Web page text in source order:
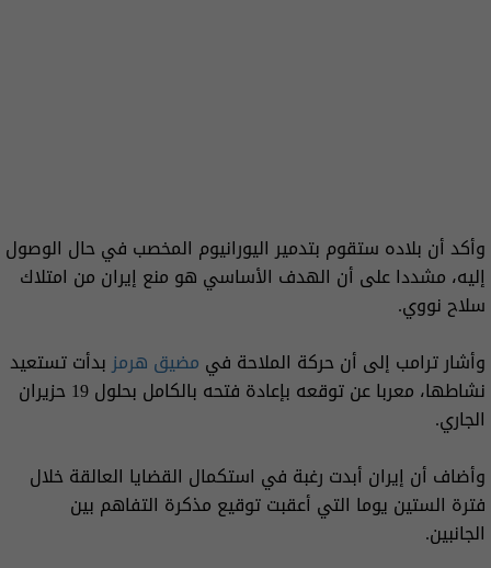
وأكد أن بلاده ستقوم بتدمير اليورانيوم المخصب في حال الوصول
إليه، مشددا على أن الهدف الأساسي هو منع إيران من امتلاك
سلاح نووي.
وأشار ترامب إلى أن حركة الملاحة في مضيق هرمزبدأت تستعيد
نشاطها، معربا عن توقعه بإعادة فتحه بالكامل بحلول 19 حزيران
الجاري.
وأضاف أن إيران أبدت رغبة في استكمال القضايا العالقة خلال
فترة الستين يوما التي أعقبت توقيع مذكرة التفاهم بين
الجانبين.